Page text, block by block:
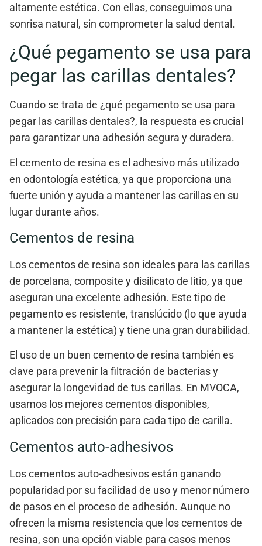
altamente estética. Con ellas, conseguimos una
sonrisa natural, sin comprometer la salud dental.
¿Qué pegamento se usa para
pegar las carillas dentales?
Cuando se trata de ¿qué pegamento se usa para
pegar las carillas dentales?, la respuesta es crucial
para garantizar una adhesión segura y duradera.
El cemento de resina es el adhesivo más utilizado
en odontología estética, ya que proporciona una
fuerte unión y ayuda a mantener las carillas en su
lugar durante años.
Cementos de resina
Loscementos de resina son ideales para las carillas
de porcelana, composite ydisilicato de litio, ya que
aseguran una excelente adhesión. Este tipo de
pegamento es resistente, translúcido (lo que ayuda
a mantener la estética) y tiene una gran durabilidad.
El uso de un buen cemento de resina también es
clave para prevenir la filtración de bacterias y
asegurar la longevidad de tus carillas. En MVOCA,
usamos los mejores cementos disponibles,
aplicados con precisión para cada tipo de carilla.
Cementos auto‑adhesivos
Loscementos auto‑adhesivosestán ganando
popularidad por su facilidad de uso y menor número
de pasos en el proceso de adhesión. Aunque no
ofrecen la misma resistencia que los cementos de
resina, son una opción viable para casos menos